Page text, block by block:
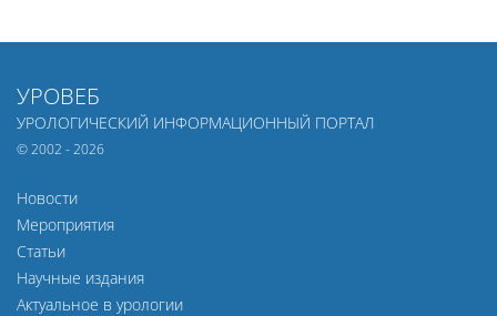
УРОВЕБ
УРОЛОГИЧЕСКИЙ ИНФОРМАЦИОННЫЙ ПОРТАЛ
© 2002 - 2026
Новости
Мероприятия
Статьи
Научные издания
Актуальное в урологии